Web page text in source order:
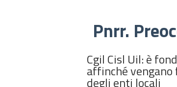
Pnrr.
Cgil Cisl Uil: è
affinché
degli enti locali